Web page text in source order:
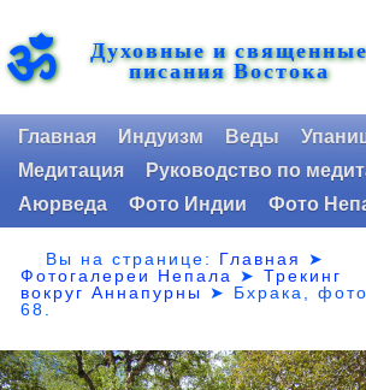
ॐ Духовные и
писания Востока
Главная Индуизм Веды
Медитация
Руководство по
Аюрведа
Фото Индии Фото
Вы на странице: Главная
➤
Фотогалереи Непала
➤Трекинг
вокруг Аннапурны ➤ Бхрака,фото
68.